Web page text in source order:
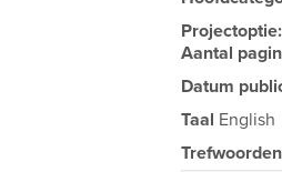
Aantal
Datum
Taal English
Trefwoorden